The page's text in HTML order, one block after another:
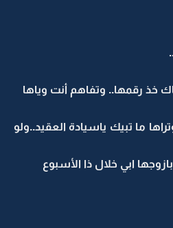
خذ رقمها.. وتفاهم أنت وياها
ما تبيك ياسيادة العقيد..ولو
ابي خلال ذا الأسبوع